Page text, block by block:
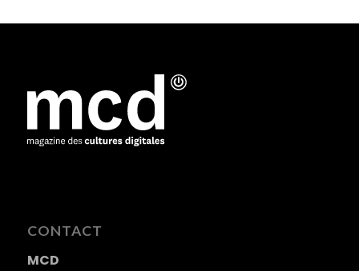
CONTACT
MCD